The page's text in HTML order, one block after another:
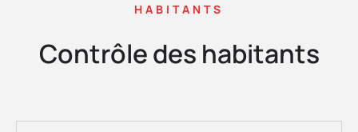
HABITANTS
Contrôle des habitants